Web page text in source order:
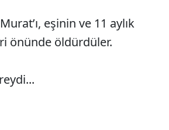
eşinin ve 11 aylık
önünde öldürdüler.